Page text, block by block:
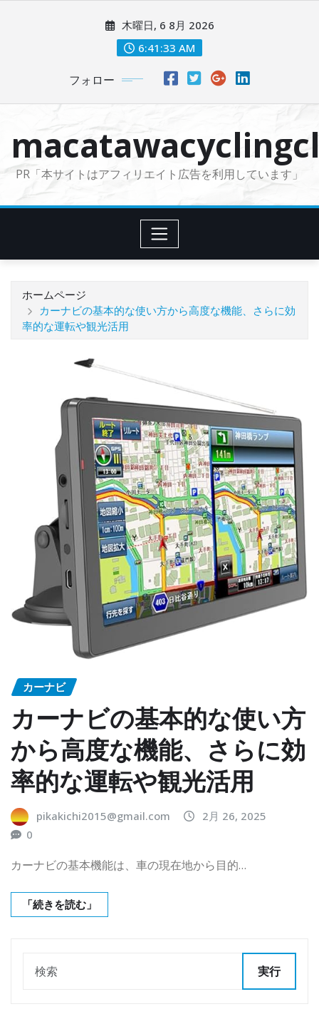
に
木曜日, 6 8月 2026
6:41:34 AM
フォロー
PR「本サイトはアフィリエイト広告を利用しています」
ホームページ
カーナビの基本的な使い方から高度な機能、さらに効
率的な運転や観光活用
カーナビ
カーナビの基本的な使い方
から高度な機能、さらに効
率的な運転や観光活用
pikakichi2015@gmail.com
2月 26, 2025
0
カーナビの基本機能は、車の現在地から目的…
「続きを読む」
実行